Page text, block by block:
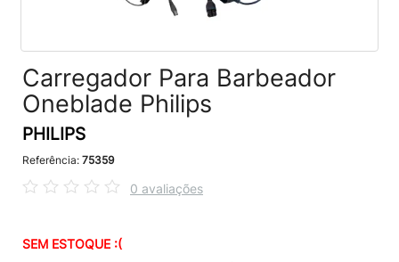
Carregador Para Barbeador
Oneblade Philips
PHILIPS
Referência: 75359
0 avaliações
SEM ESTOQUE :(